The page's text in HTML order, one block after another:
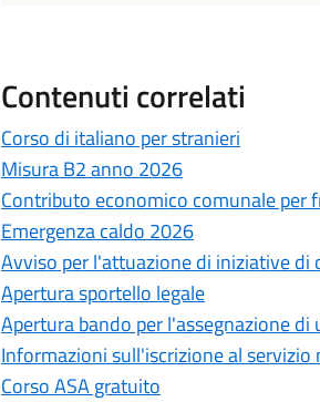
Contenuti correlati
Corso di italiano per stranieri
Misura B2 anno 2026
Contributo economico comunale per
Emergenza caldo 2026
Avviso per l'attuazione di iniziative
Apertura sportello legale
Apertura bando per l'assegnazione
Informazioni sull'iscrizione al servizio
Corso ASA gratuito